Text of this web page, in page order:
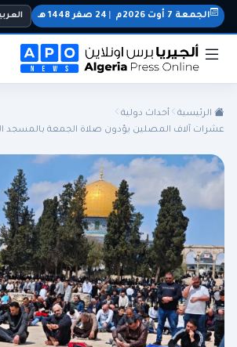
الجزائر الجالية المنتخب الوطني
اقتصاد رياضة
الجمعة 7 أوت 2026م 24 صفر 1448 هـ
الرئيسية
أحداث دولية
عشرات آلاف المصلين يؤدون صلاة الجمعة بالمسجد